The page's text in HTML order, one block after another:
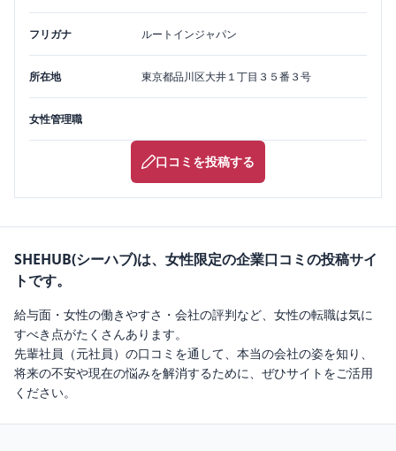
フリガナ ルートインジャパン
所在地 東京都品川区大井１丁目３５番３号
女性管理職
口コミを投稿する
SHEHUB(シーハブ)は、女性限定の企業口コミの投稿サイ
トです。
給与面・女性の働きやすさ・会社の評判など、女性の転職は気に
すべき点がたくさんあります。
先輩社員（元社員）の口コミを通して、本当の会社の姿を知り、
将来の不安や現在の悩みを解消するために、ぜひサイトをご活用
ください。